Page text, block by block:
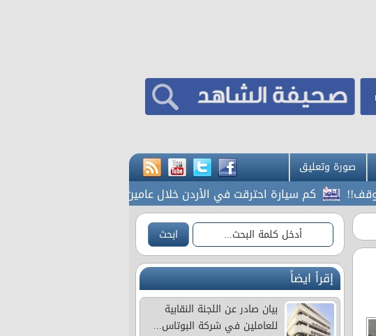
صورة وتعليق
كم سيارة احترقت في الأردن خلال عامين
إقرأ ايضاً
بيان صادر عن اللجنة النقابية
للعاملين في شركة البوتاس...